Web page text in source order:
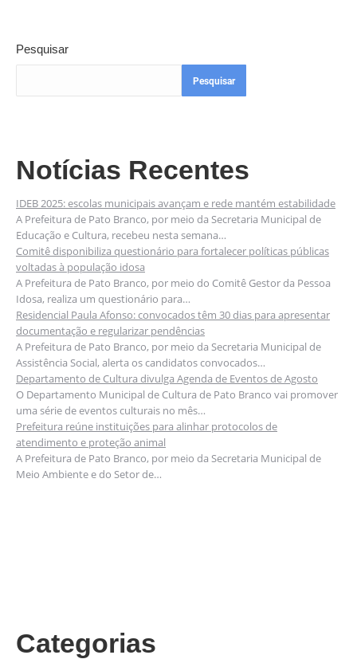
Pesquisar
Pesquisar
Notícias Recentes
IDEB 2025: escolas municipais avançam e rede mantém estabilidade
A Prefeitura de Pato Branco, por meio da Secretaria Municipal de
Educação e Cultura, recebeu nesta semana…
Comitê disponibiliza questionário para fortalecer políticas públicas
voltadas à população idosa
A Prefeitura de Pato Branco, por meio do Comitê Gestor da Pessoa
Idosa, realiza um questionário para…
Residencial Paula Afonso: convocados têm 30 dias para apresentar
documentação e regularizar pendências
A Prefeitura de Pato Branco, por meio da Secretaria Municipal de
Assistência Social, alerta os candidatos convocados…
Departamento de Cultura divulga Agenda de Eventos de Agosto
O Departamento Municipal de Cultura de Pato Branco vai promover
uma série de eventos culturais no mês…
Prefeitura reúne instituições para alinhar protocolos de
atendimento e proteção animal
A Prefeitura de Pato Branco, por meio da Secretaria Municipal de
Meio Ambiente e do Setor de…
Categorias